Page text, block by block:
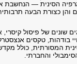
הסינית —
והן כצורת הבעה
שונים של פיסול
בודהות, טקסים
המסורתית, כולל
והחברתי.